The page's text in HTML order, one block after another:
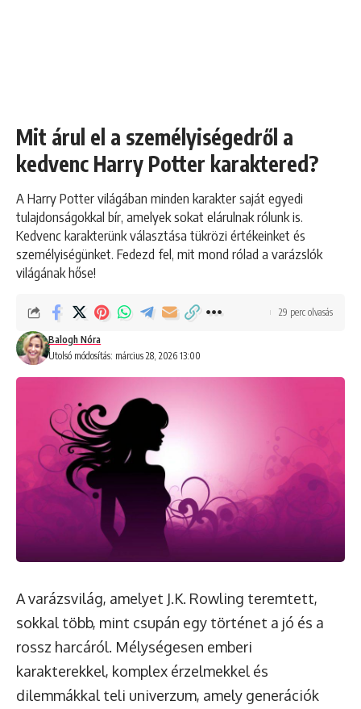
Mit árul el a személyiségedről a
kedvenc Harry Potter karaktered?
A Harry Potter világában minden karakter saját egyedi
tulajdonságokkal bír, amelyek sokat elárulnak rólunk is.
Kedvenc karakterünk választása tükrözi értékeinket és
személyiségünket. Fedezd fel, mit mond rólad a varázslók
világának hőse!
Utolsó módosítás: március 28, 2026 13:00
Balogh Nóra
29 perc olvasás
A varázsvilág, amelyet J.K. Rowling teremtett,
sokkal több, mint csupán egy történet a jó és a
rossz harcáról. Mélységesen emberi
karakterekkel, komplex érzelmekkel és
dilemmákkal teli univerzum, amely generációk